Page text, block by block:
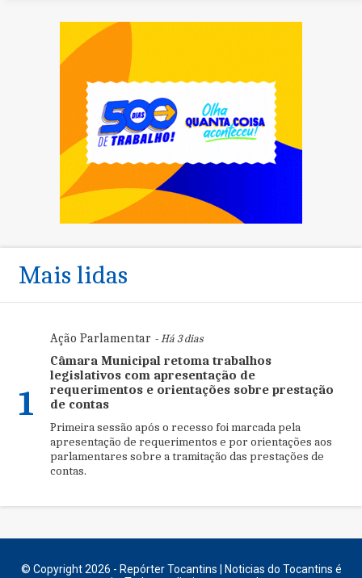
Mais lidas
1
Ação Parlamentar - Há 3 dias
Câmara Municipal retoma trabalhos
legislativos com apresentação de
requerimentos e orientações sobre prestação
de contas
Primeira sessão após o recesso foi marcada pela
apresentação de requerimentos e por orientações aos
parlamentares sobre a tramitação das prestações de
contas.
© Copyright 2026 - Repórter Tocantins | Noticias do Tocantins é